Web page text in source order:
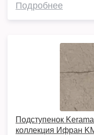
Подробнее
Подступенок
коллекция Ифран